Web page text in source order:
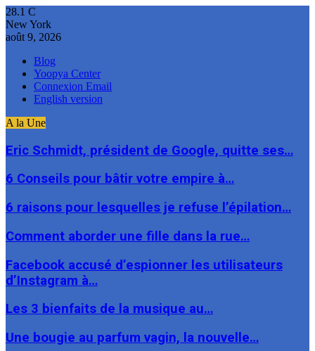
28.1 C
New York
août 9, 2026
Blog
Yoopya Center
Connexion Email
English version
A la Une
Eric Schmidt, président de Google, quitte ses…
6 Conseils pour bâtir votre empire à…
6 raisons pour lesquelles je refuse l’épilation…
Comment aborder une fille dans la rue…
Facebook accusé d’espionner les utilisateurs
d’Instagram à…
Les 3 bienfaits de la musique au…
Une bougie au parfum vagin, la nouvelle…